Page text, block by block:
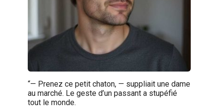
“— Prenez ce petit chaton, — suppliait une dame
au marché. Le geste d’un passant a stupéfié
tout le monde.